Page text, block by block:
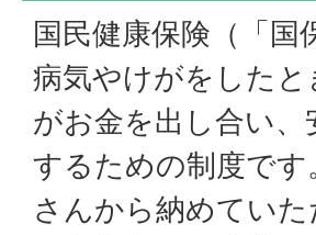
国民健康保険（「
病気やけがをした
がお金を出し合い
するための制度で
さんから納めてい